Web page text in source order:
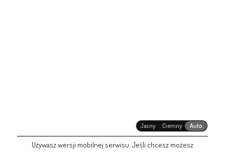
Jasny Ciemny Auto
Używasz wersji mobilnej serwisu. Jeśli chcesz możesz